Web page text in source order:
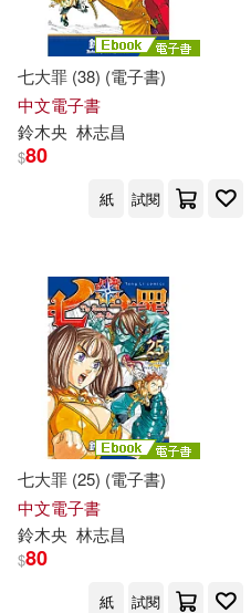
七大罪 (38) (電子書)
中文電子書
鈴木央 林志昌
$80
紙 試閱
七大罪 (25) (電子書)
中文電子書
鈴木央 林志昌
$80
紙 試閱